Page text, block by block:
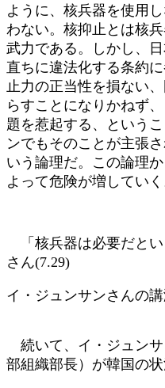
ように、核兵器を使用
わない。核抑止とは核
武力である。しかし、
直ちに違法化する条約
止力の正当性を損ない
らすことになりかねず
題を惹起する、という
ンでもそのことが主張
いう論理だ。この論理
よって危険が増していく
「核兵器は必要だと
さん(7.29)
イ・ジュンサンさんの
続いて、イ・ジュン
部組織部長）が韓国の状